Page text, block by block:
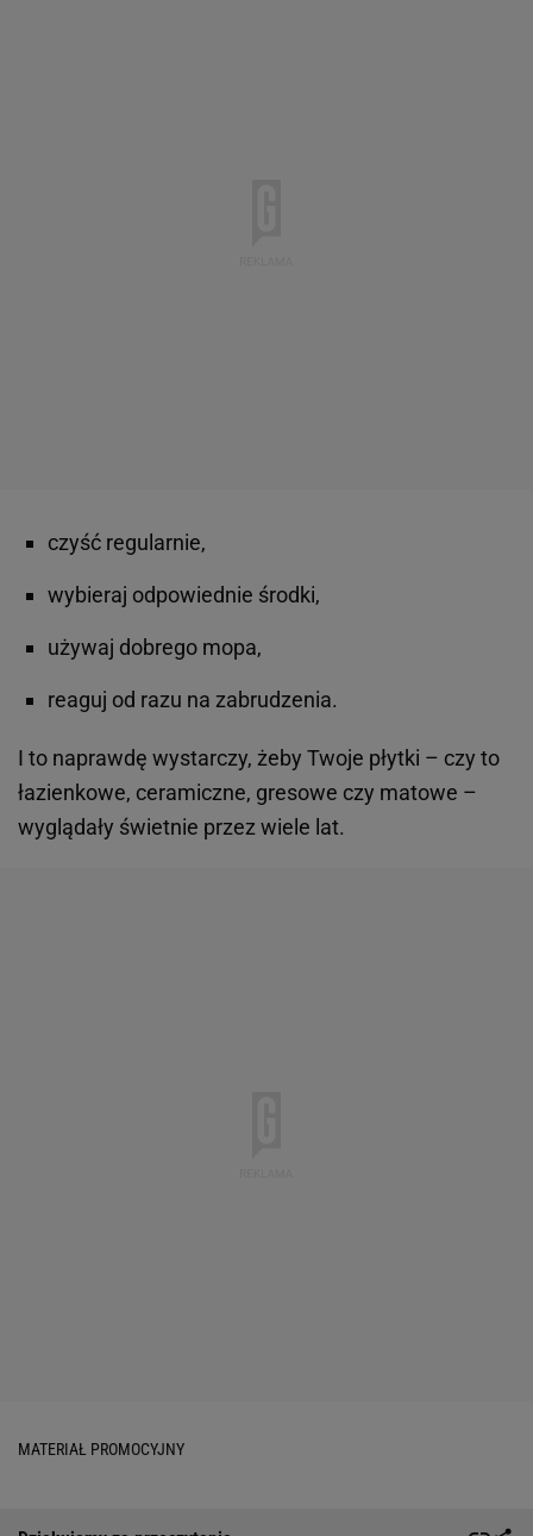
czyść regularnie,
wybieraj odpowiednie środki,
używaj dobrego mopa,
reaguj od razu na zabrudzenia.
I to naprawdę wystarczy, żeby Twoje płytki – czy to
łazienkowe, ceramiczne, gresowe czy matowe –
wyglądały świetnie przez wiele lat.
MATERIAŁ PROMOCYJNY